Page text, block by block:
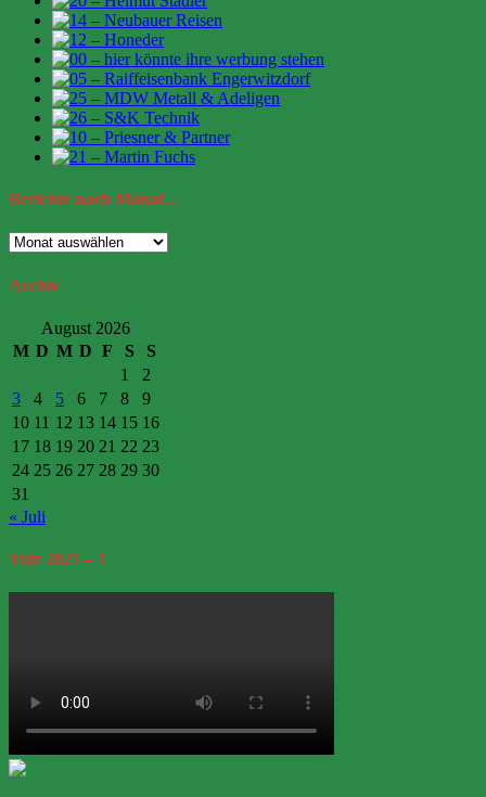
Berichte nach Monat…
Berichte
Monat…
Archiv
August 2026
M D M D F S
S
1
2
3
4 5 6 7 8
9
10 11 12 13 14 15 16
17 18 19 20 21 22 23
24 25 26 27 28 29 30
31
« Juli
Tulz 2021 – 1